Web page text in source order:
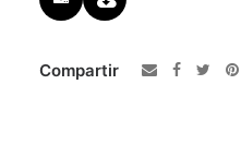
Compartir